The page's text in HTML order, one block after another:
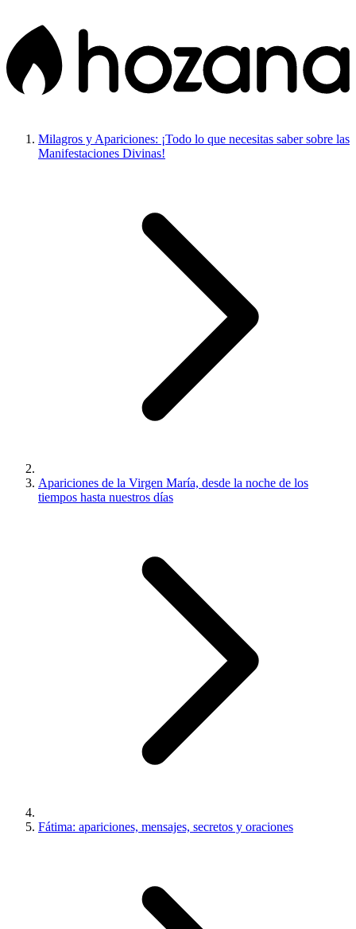
Milagros y Apariciones: ¡Todo lo que necesitas saber sobre las
Manifestaciones Divinas!
Apariciones de la Virgen María, desde la noche de los
tiempos hasta nuestros días
Fátima: apariciones, mensajes, secretos y oraciones